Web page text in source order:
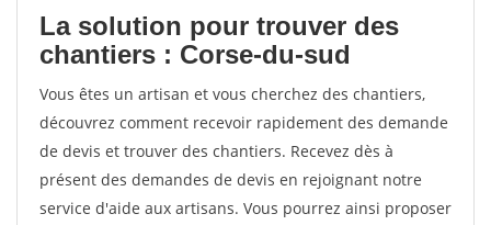
La solution pour trouver des
chantiers : Corse-du-sud
Vous êtes un artisan et vous cherchez des chantiers,
découvrez comment recevoir rapidement des demande
de devis et trouver des chantiers. Recevez dès à
présent des demandes de devis en rejoignant notre
service d'aide aux artisans. Vous pourrez ainsi proposer